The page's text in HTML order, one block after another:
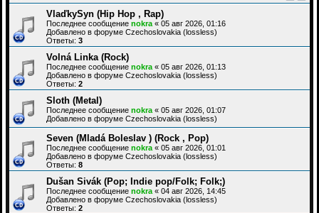
VlaďkySyn (Hip Hop , Rap)
Последнее сообщение nokra « 05 авг 2026, 01:16
Добавлено в форуме Czechoslovakia (lossless)
Ответы: 3
Volná Linka (Rock)
Последнее сообщение nokra « 05 авг 2026, 01:13
Добавлено в форуме Czechoslovakia (lossless)
Ответы: 2
Sloth (Metal)
Последнее сообщение nokra « 05 авг 2026, 01:07
Добавлено в форуме Czechoslovakia (lossless)
Seven (Mladá Boleslav ) (Rock , Pop)
Последнее сообщение nokra « 05 авг 2026, 01:01
Добавлено в форуме Czechoslovakia (lossless)
Ответы: 8
Dušan Sivák (Pop; Indie pop/Folk; Folk;)
Последнее сообщение nokra « 04 авг 2026, 14:45
Добавлено в форуме Czechoslovakia (lossless)
Ответы: 2